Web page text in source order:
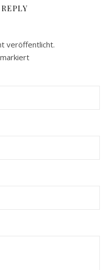
veröffentlicht.
markiert